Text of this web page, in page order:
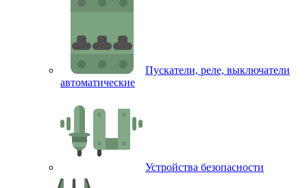
Пускатели, реле, выключатели
автоматические
Устройства безопасности